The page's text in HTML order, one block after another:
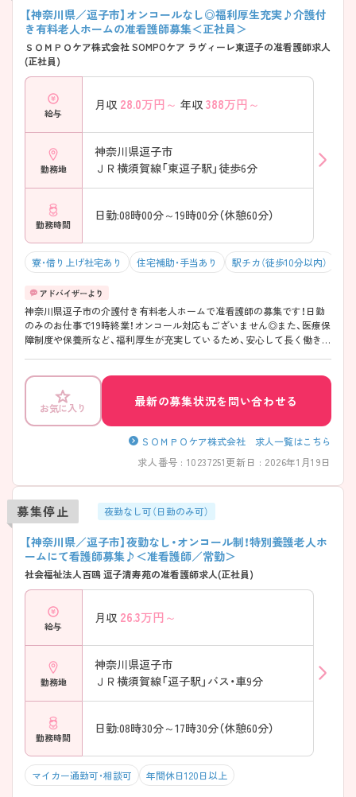
【神奈川県／逗子市】オンコールなし◎福利厚生充実♪介護付
き有料老人ホームの准看護師募集＜正社員＞
ＳＯＭＰＯケア株式会社 SOMPOケア ラヴィーレ東逗子の准看護師求人
(正社員)
給与
月収 28.0万円～ 年収 388万円～
勤務地
神奈川県逗子市
ＪＲ横須賀線「東逗子駅」徒歩6分
勤務時間
日勤:08時00分～19時00分（休憩60分）
寮・借り上げ社宅あり 住宅補助・手当あり 駅チカ（徒歩10分以内）
神奈川県逗子市の介護付き有料老人ホームで准看護師の募集です！日勤
のみのお仕事で19時終業！オンコール対応もございません◎また、医療保
障制度や保養所など、福利厚生が充実しているため、安心して長く働きや
お気に入り 最新の募集状況を問い合わせる
ＳＯＭＰＯケア株式会社 求人一覧はこちら
求人番号 : 10237251更新日 : 2026年1月19日
募集停止 夜勤なし可（日勤のみ可）
【神奈川県／逗子市】夜勤なし・オンコール制！特別養護老人ホ
ームにて看護師募集♪＜准看護師／常勤＞
社会福祉法人百鴎 逗子清寿苑の准看護師求人(正社員)
給与
月収 26.3万円～
勤務地
神奈川県逗子市
ＪＲ横須賀線「逗子駅」バス・車9分
勤務時間
日勤:08時30分～17時30分（休憩60分）
マイカー通勤可・相談可 年間休日120日以上